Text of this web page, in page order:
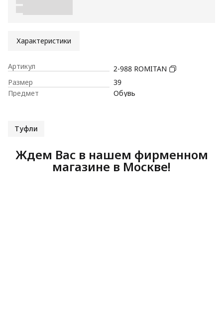
Характеристики
Артикул
2-988 ROMITAN
Размер
39
Предмет
Обувь
Туфли
Ждем Вас в нашем фирменном
магазине в Москве!